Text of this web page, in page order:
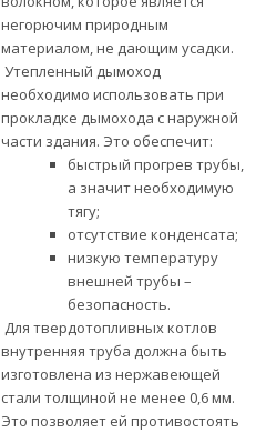
негорючим природным
материалом, не дающим усадки.
Утепленный дымоход
необходимо использовать при
прокладке дымохода с наружной
части здания. Это обеспечит:
быстрый прогрев трубы,
а значит необходимую
тягу;
отсутствие конденсата;
низкую температуру
внешней трубы –
безопасность.
Для твердотопливных котлов
внутренняя труба должна быть
изготовлена из нержавеющей
стали толщиной не менее 0,6 мм.
Это позволяет ей противостоять